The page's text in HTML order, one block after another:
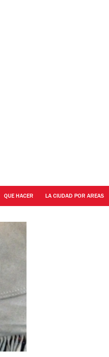
QUE HACER LA CIUDAD POR AREAS